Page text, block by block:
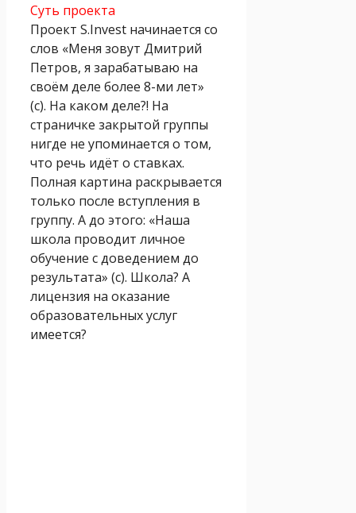
Суть проекта
Проект S.Invest начинается со
слов «Меня зовут Дмитрий
Петров, я зарабатываю на
своём деле более 8-ми лет»
(с). На каком деле?! На
страничке закрытой группы
нигде не упоминается о том,
что речь идёт о ставках.
Полная картина раскрывается
только после вступления в
группу. А до этого: «Наша
школа проводит личное
обучение с доведением до
результата» (с). Школа? А
лицензия на оказание
образовательных услуг
имеется?